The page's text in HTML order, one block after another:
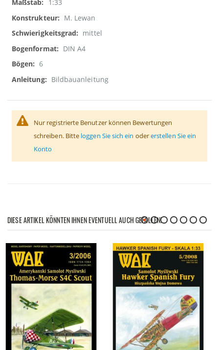
1:33
M. Lewan
mittel
DIN A4
6
Bildbauanleitung
Nur registrierte Benutzer können Bewertungen
schreiben. Bitte loggen Sie sich ein odererstellen Sie ein
Konto
DIESE ARTIKEL KÖNNTEN IHNEN EVENTUELL AUCH GEFALLEN!